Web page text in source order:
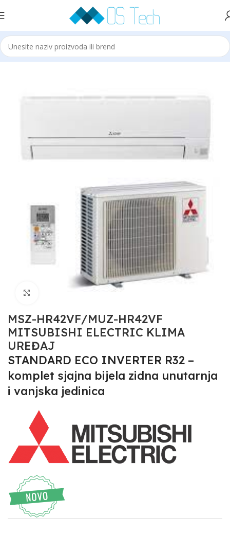
Početna MITSUBISHI ELECTRIC
MSZ-HR42VF/MUZ-HR42VF
MITSUBISHI ELECTRIC KLIMA
UREĐAJ
STANDARD ECO INVERTER R32 –
komplet sjajna bijela zidna unutarnja
i vanjska jedinica